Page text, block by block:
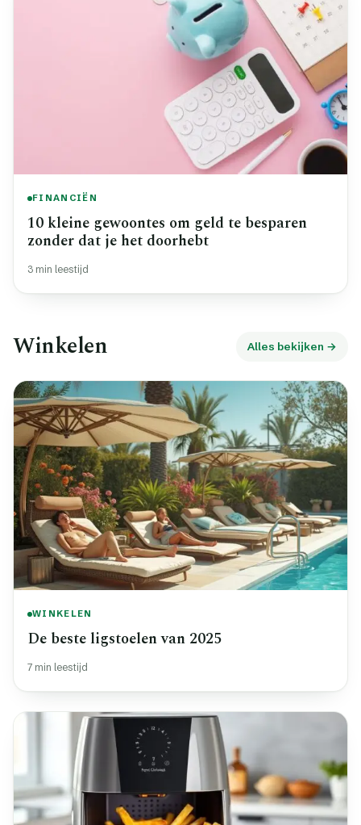
FINANCIËN
10 kleine gewoontes om geld te besparen
zonder dat je het doorhebt
3 min leestijd
Winkelen Alles bekijken →
WINKELEN
De beste ligstoelen van 2025
7 min leestijd